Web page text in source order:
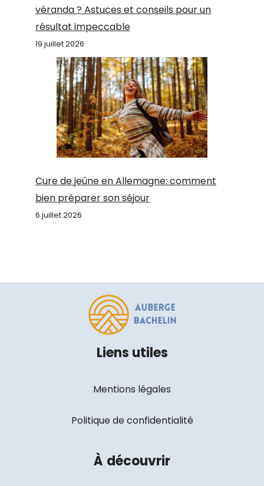
véranda ? Astuces et conseils pour un
résultat impeccable
19 juillet 2026
Cure de jeûne en Allemagne: comment
bien préparer son séjour
6 juillet 2026
Liens utiles
Mentions légales
Politique de confidentialité
À découvrir